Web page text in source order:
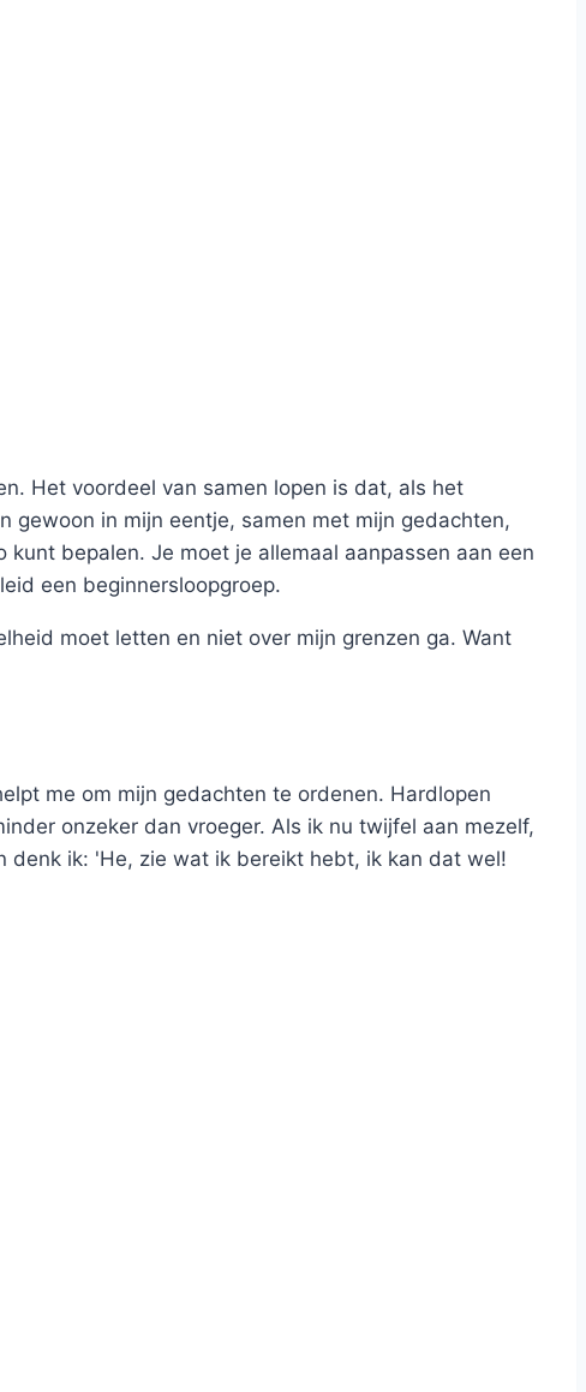
Het voordeel van samen lopen is dat, als het
gewoon in mijn eentje, samen met mijn gedachten,
bepalen. Je moet je allemaal aanpassen aan een
een beginnersloopgroep.
moet letten en niet over mijn grenzen ga. Want
me om mijn gedachten te ordenen. Hardlopen
onzeker dan vroeger. Als ik nu twijfel aan mezelf,
denk ik: 'He, zie wat ik bereikt hebt, ik kan dat wel!